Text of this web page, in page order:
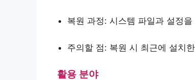
복원 과정: 시스템 파일과 설정
주의할 점: 복원 시 최근에 설치
활용 분야